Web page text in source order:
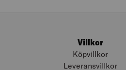
Villkor
Köpvillkor
Leveransvillkor